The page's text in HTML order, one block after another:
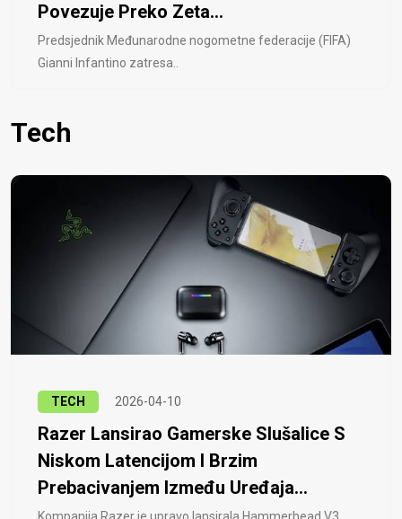
Povezuje Preko Zeta...
Predsjednik Međunarodne nogometne federacije (FIFA)
Gianni Infantino zatresa..
Tech
TECH 2026-04-10
Razer Lansirao Gamerske Slušalice S
Niskom Latencijom I Brzim
Prebacivanjem Između Uređaja...